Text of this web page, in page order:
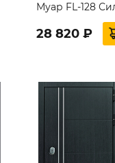
Муар FL-128
28 820 ₽